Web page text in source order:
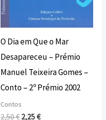
O Dia em Que o Mar
Desapareceu – Prémio
Manuel Teixeira Gomes –
Conto – 2º Prémio 2002
Contos
2,50€ 2,25€